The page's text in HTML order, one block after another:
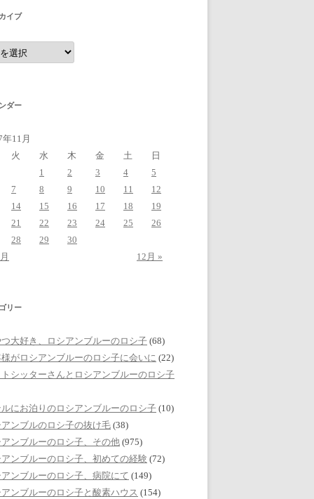
イブ
ダー
年11月
火
水 木 金 土
日
1
2 3 4
5
7
8 9 10 11
12
14
15 16 17 18
19
21
22 23 24 25
26
28
29
30
12月 »
リー
大好き、ロシアンブルーのロシ子 (68)
がロシアンブルーのロシ子に会いに (22)
シッターさんとロシアンブルーのロシ子
にお泊りのロシアンブルーのロシ子 (10)
ンブルのロシ子の抜け毛 (38)
ンブルーのロシ子、その他 (975)
ンブルーのロシ子、初めての経験 (72)
ンブルーのロシ子、病院にて (149)
ンブルーのロシ子と酸素ハウス (154)